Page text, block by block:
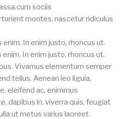
sociis
montes, nascetur ridiculus
In enim justo, rhoncus ut.
In enim justo, rhoncus ut.
Vivamus elementum semper
tellus. Aenean leo ligula,
eleifend ac, enimmus
dapibus in, viverra quis, feugiat
ut metus varius laoreet.